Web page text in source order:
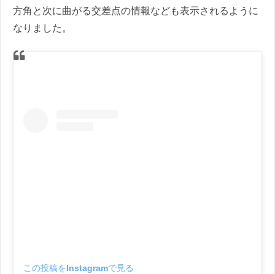
方角と次に曲がる交差点の情報なども表示されるように
なりました。
この投稿をInstagramで見る